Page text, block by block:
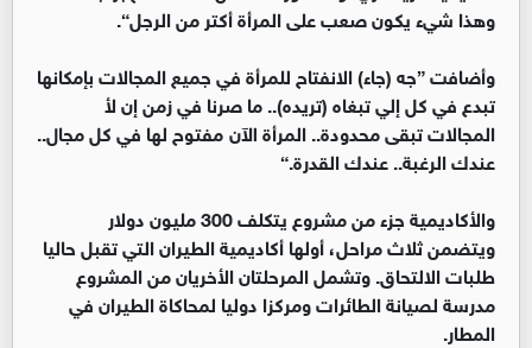
وهذا شيء يكون صعب على المرأة أكتر من الرجل“.
وأضافت ”جه (جاء) الانفتاح للمرأة في جميع المجالات بإمكانها
تبدع في كل إلي تبغاه (تريده).. ما صرنا في زمن إن لأ
المجالات تبقى محدودة.. المرأة الآن مفتوح لها في كل مجال..
عندك الرغبة.. عندك القدرة.“
والأكاديمية جزء من مشروع يتكلف 300 مليون دولار
ويتضمن ثلاث مراحل، أولها أكاديمية الطيران التي تقبل حاليا
طلبات الالتحاق. وتشمل المرحلتان الأخريان من المشروع
مدرسة لصيانة الطائرات ومركزا دوليا لمحاكاة الطيران في
المطار.